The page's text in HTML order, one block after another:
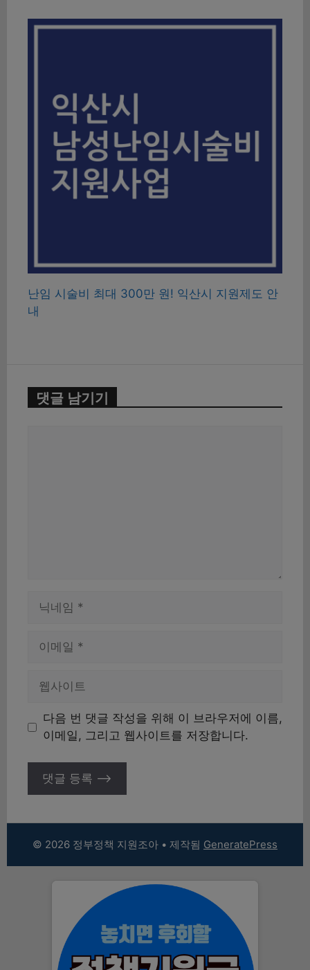
난임 시술비 최대 300만 원! 익산시 지원제도 안
내
댓글 남기기
트
다음 번 댓글 작성을 위해 이 브라우저에 이름,
이메일, 그리고 웹사이트를 저장합니다.
© 2026 정부정책 지원조아 • 제작됨 GeneratePress